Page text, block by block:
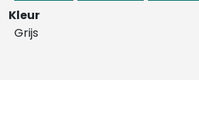
Kleur
Grijs